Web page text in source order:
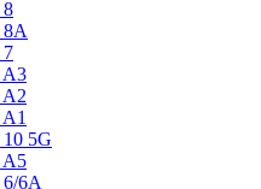
8
7
A3
5G
A5
6A